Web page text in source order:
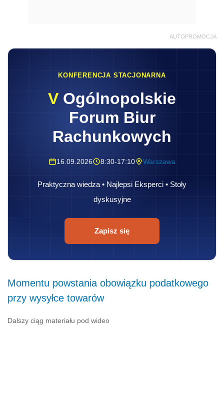
AUTOPROMOCJA
KONFERENCJA STACJONARNA
V Ogólnopolskie
Forum Biur
Rachunkowych
16.09.2026 8:30-17:10 Warszawa
Praktyczna wiedza • Najlepsi Eksperci • Stoły
dyskusyjne
Zapisz się
Momentu powstania obowiązku podatkowego
przy wysyłce towarów
Dalszy ciąg materiału pod wideo